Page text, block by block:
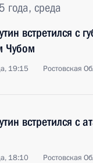
среда
встретился с
Чубом
19:15 Ростовская
встретился с
18:10 Ростовская